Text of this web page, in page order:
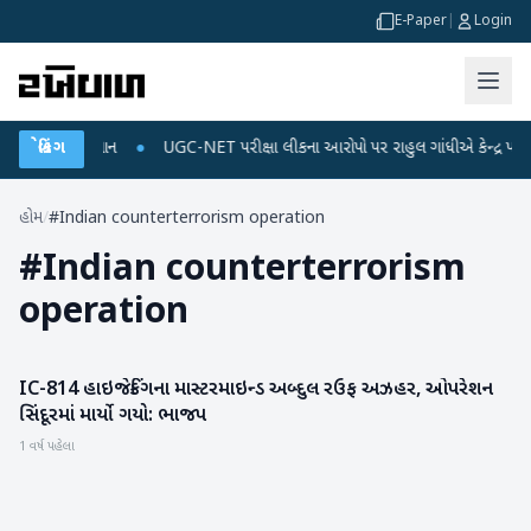
E-Paper Login
બ્રેકિંગ
ડેટા પ્લાન ● UGC-NET પરીક્ષા લીકના આરોપો પર રાહુલ ગાંધીએ કેન્દ્ર પર
હોમ/#Indian counterterrorism operation
#Indian counterterrorism
operation
રાષ્ટ્રીય
IC-814 હાઇજેકિંગના માસ્ટરમાઇન્ડ અબ્દુલ રઉફ અઝહર, ઓપરેશન
સિંદૂરમાં માર્યો ગયો: ભાજપ
1 વર્ષ પહેલા